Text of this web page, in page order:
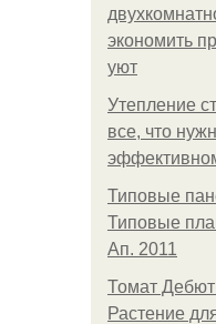
экономить
уют
Утепление
все, что
Типовые
Типовые
Ап. 2011
Томат
Растение